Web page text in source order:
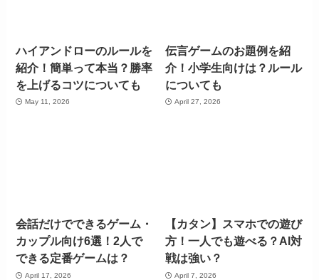
ハイアンドローのルールを
紹介！簡単って本当？勝率
を上げるコツについても
May 11, 2026
伝言ゲームのお題例を紹
介！小学生向けは？ルール
についても
April 27, 2026
会話だけでできるゲーム・
カップル向け6選！2人で
できる定番ゲームは？
April 17, 2026
【カタン】スマホでの遊び
方！一人でも遊べる？AI対
戦は強い？
April 7, 2026